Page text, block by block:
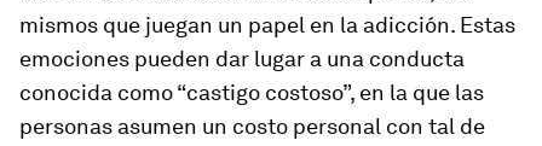
mismos que juegan un papel en la adicción. Estas
emociones pueden dar lugar a una conducta
conocida como “castigo costoso”, en la que las
personas asumen un costo personal con tal de